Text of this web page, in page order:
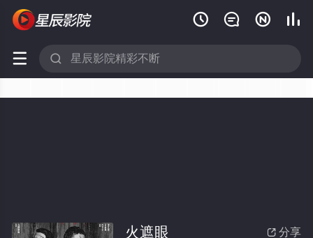
   
 
 分享
火遮眼